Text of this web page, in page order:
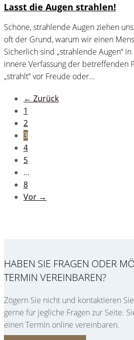
Lasst die Augen strahlen!
Schöne, strahlende Augen ziehen
oft der Grund, warum wir einen
Sicherlich sind „strahlende Augen“
innere Verfassung der betreffenden
„strahlt“ vor Freude oder...
← Zurück
1
2
3
4
5
…
8
Vor →
HABEN SIE FRAGEN ODER
TERMIN VEREINBAREN?
Zögern Sie nicht und kontaktieren
gerne für jegliche Fragen zur Seite.
einen Termin online vereinbaren.